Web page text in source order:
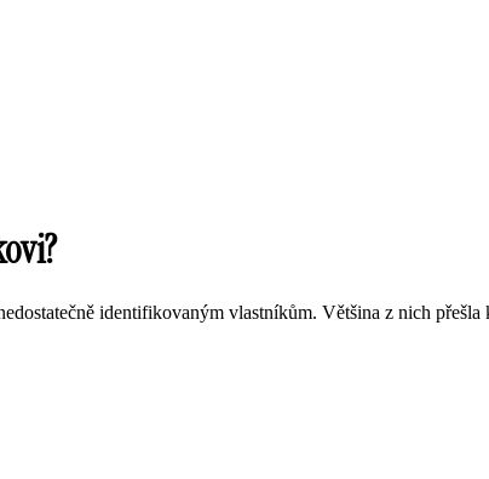
identifikovaným vlastníkům. Většina z nich přešla